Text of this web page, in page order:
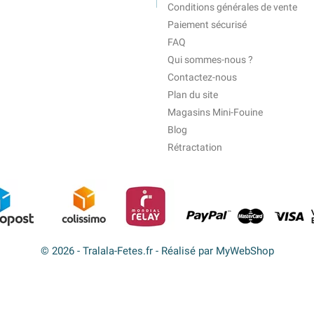
Conditions générales de vente
Paiement sécurisé
FAQ
Qui sommes-nous ?
Contactez-nous
Plan du site
Magasins Mini-Fouine
Blog
Rétractation
© 2026 - Tralala-Fetes.fr - Réalisé par MyWebShop